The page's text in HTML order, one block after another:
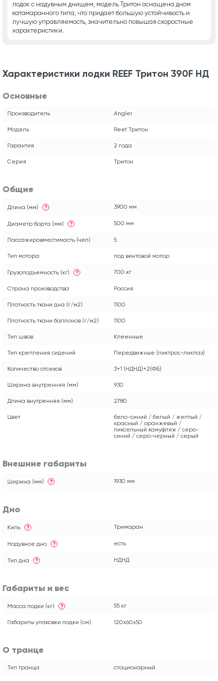
лодок с надувным днищем, модель Тритон оснащена дном
катамаранного типа, что придает большую устойчивость и
лучшую управляемость, значительно повышая скоростные
характеристики.
Характеристики лодки REEF Тритон 390F НД
Основные
Производитель Angler
Модель Reef Тритон
Гарантия 2 года
Серия Тритон
Общие
Длина (мм) ? 3900 мм
Диаметр борта (мм) ? 500 мм
Пассажировместимость (чел) 5
Тип мотора под винтовой мотор
Грузоподъемность (кг) ? 700 кг
Страна производства Россия
Плотность ткани дна (г/м2) 1100
Плотность ткани баллонов (г/м2) 1100
Тип швов Клеенные
Тип крепления сидений Передвижные (ликтрос-ликпаз)
Количество отсеков 3+1 (НДНД)+2(ФБ)
Ширина внутренняя (мм) 930
Длина внутренняя (мм) 2780
Цвет
бело-синий / белый / желтый /
красный / оранжевый /
пиксельный камуфляж / серо-
синий / серо-черный / серый
Внешние габариты
Ширина (мм) ? 1930 мм
Дно
Киль ? Тримаран
Надувное дно ? есть
Тип дна ? НДНД
Габариты и вес
Масса лодки (кг) ? 55 кг
Габариты упаковки лодки (см) 120x60x50
О транце
Тип транца стационарный